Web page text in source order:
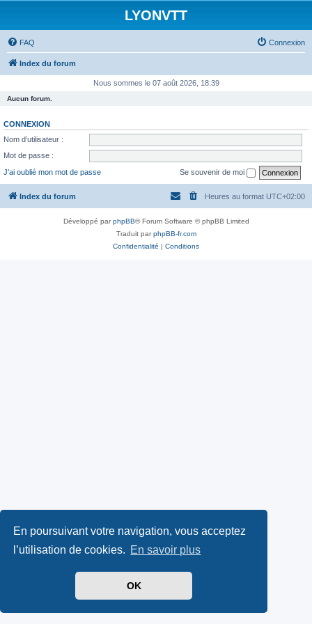
En poursuivant votre navigation, vous acceptez
l’utilisation de cookies. En savoir plus
OK
LYONVTT
FAQ Connexion
Index du forum
Nous sommes le 07 août 2026, 18:39
Aucun forum.
CONNEXION
Nom d’utilisateur :
Mot de passe :
J’ai oublié mon mot de passe
Se souvenir de moi
Index du forum Heures au format UTC+02:00
Développé parphpBB® Forum Software © phpBB Limited
Traduit parphpBB-fr.com
Confidentialité | Conditions